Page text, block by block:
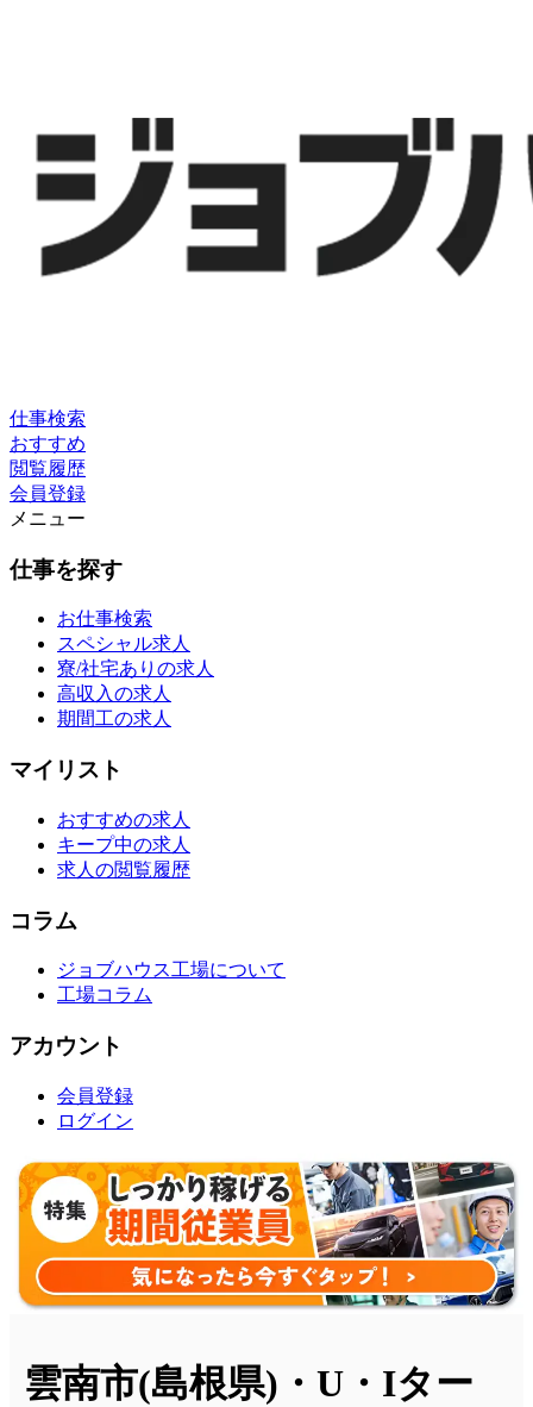
仕事検索
おすすめ
閲覧履歴
会員登録
メニュー
仕事を探す
お仕事検索
スペシャル求人
寮/社宅ありの求人
高収入の求人
期間工の求人
マイリスト
おすすめの求人
キープ中の求人
求人の閲覧履歴
コラム
ジョブハウス工場について
工場コラム
アカウント
会員登録
ログイン
雲南市(島根県)・U・Iター